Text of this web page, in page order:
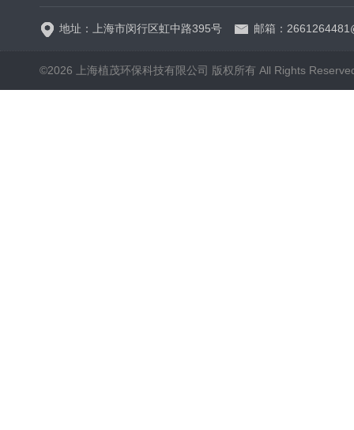
地址：上海市闵行区虹中路395号 邮箱：
©2026 上海植茂环保科技有限公司 版权所有 All Rights